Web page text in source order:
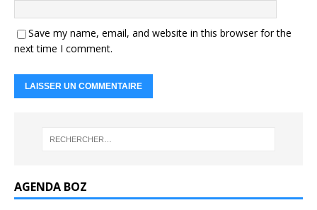
Save my name, email, and website in this browser for the
next time I comment.
AGENDA BOZ